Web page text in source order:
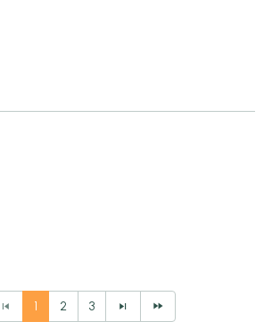
1 2 3